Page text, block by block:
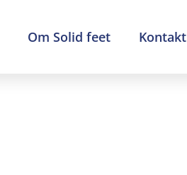
Om Solid feet Kontakt